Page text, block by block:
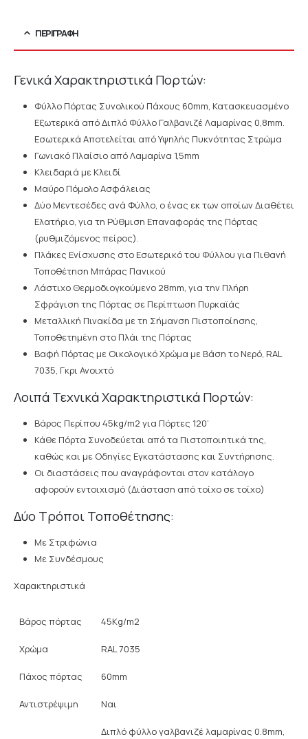
ΠΕΡΙΓΡΑΦΉ
Γενικά Χαρακτηριστικά Πορτών:
Φύλλο Πόρτας Συνολικού Πάχους 60mm, Κατασκευασμένο
Εξωτερικά από Διπλό Φύλλο Γαλβανιζέ Λαμαρίνας 0,8mm.
Εσωτερικά Αποτελείται από Υψηλής Πυκνότητας Στρώμα
Γωνιακό Πλαίσιο από Λαμαρίνα 1,5mm
Κλειδαριά με Κλειδί
Μαύρο Πόμολο Ασφάλειας
Δύο Μεντεσέδες ανά Φύλλο, ο ένας εκ των οποίων Διαθέτει
Ελατήριο, για τη Ρύθμιση Επαναφοράς της Πόρτας
(ρυθμιζόμενος πείρος).
Πλάκες Ενίσχυσης στο Εσωτερικό του Φύλλου για Πιθανή
Τοποθέτηση Μπάρας Πανικού
Λάστιχο Θερμοδιογκούμενο 28mm, για την Πλήρη
Σφράγιση της Πόρτας σε Περίπτωση Πυρκαϊάς
Μεταλλική Πινακίδα με τη Σήμανση Πιστοποίησης,
Τοποθετημένη στο Πλάι της Πόρτας
Βαφή Πόρτας με Οικολογικό Χρώμα με Βάση το Νερό, RAL
7035, Γκρι Ανοιχτό
Λοιπά Τεχνικά Χαρακτηριστικά Πορτών:
Βάρος Περίπου 45kg/m2 για Πόρτες 120’
Κάθε Πόρτα Συνοδεύεται από τα Πιστοποιητικά της,
καθώς και με Οδηγίες Εγκατάστασης και Συντήρησης.
Οι διαστάσεις που αναγράφονται στον κατάλογο
αφορούν εντοιχισμό (Διάσταση από τοίχο σε τοίχο)
Δύο Τρόποι Τοποθέτησης:
Με Στριφώνια
Με Συνδέσμους
Χαρακτηριστικά
Βάρος πόρτας 45Kg/m2
Χρώμα RAL 7035
Πάχος πόρτας 60mm
Αντιστρέψιμη Ναι
Διπλό φύλλο γαλβανιζέ λαμαρίνας 0.8mm,